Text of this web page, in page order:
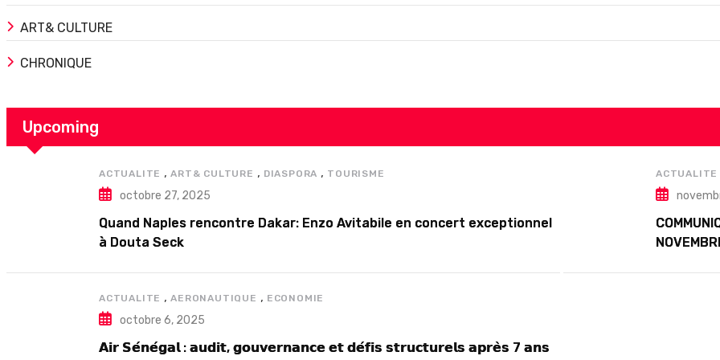
ART& CULTURE
CHRONIQUE
Upcoming
ACTUALITE ,ART& CULTURE , DIASPORA , TOURISME
octobre 27, 2025
Quand Naples rencontre Dakar: Enzo Avitabile en concert exceptionnel
à Douta Seck
ACTUALITE
ACTUALITE ,AERONAUTIQUE , ECONOMIE
octobre 6, 2025
𝗔𝗶𝗿 𝗦𝗲́𝗻𝗲́𝗴𝗮𝗹 : 𝗮𝘂𝗱𝗶𝘁, 𝗴𝗼𝘂𝘃𝗲𝗿𝗻𝗮𝗻𝗰𝗲 𝗲𝘁 𝗱𝗲́𝗳𝗶𝘀 𝘀𝘁𝗿𝘂𝗰𝘁𝘂𝗿𝗲𝗹𝘀 𝗮𝗽𝗿𝗲̀𝘀 7 𝗮𝗻𝘀